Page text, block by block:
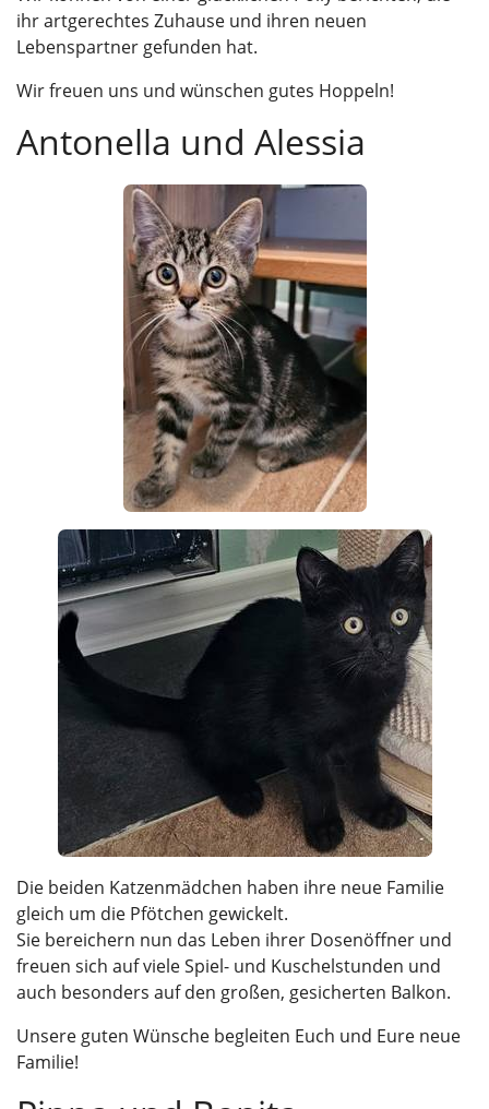
ihr artgerechtes Zuhause und ihren neuen
Lebenspartner gefunden hat.
Wir freuen uns und wünschen gutes Hoppeln!
Antonella und Alessia
Die beiden Katzenmädchen haben ihre neue Familie
gleich um die Pfötchen gewickelt.
Sie bereichern nun das Leben ihrer Dosenöffner und
freuen sich auf viele Spiel- und Kuschelstunden und
auch besonders auf den großen, gesicherten Balkon.
Unsere guten Wünsche begleiten Euch und Eure neue
Familie!